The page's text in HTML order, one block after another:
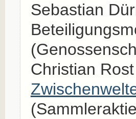
Sebastian
Christian